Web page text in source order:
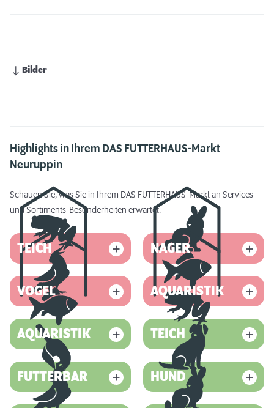
Bilder
Highlights in Ihrem DAS FUTTERHAUS-Markt
Neuruppin
Schauen Sie, was Sie in Ihrem DAS FUTTERHAUS-Markt an Services
und Sortiments-Besonderheiten erwartet.
TEICH NAGER
VOGEL AQUARISTIK
AQUARISTIK TEICH
FUTTERBAR HUND